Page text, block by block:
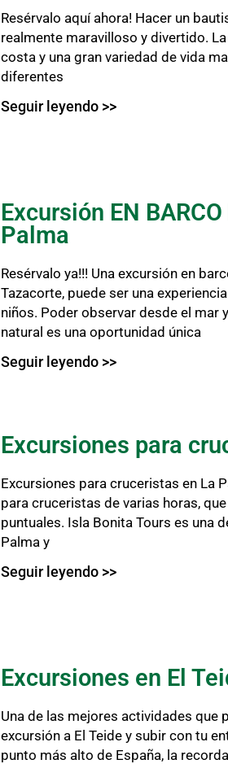
Resérvalo aquí ahora! Hacer un
realmente maravilloso y divertido.
costa y una gran variedad de vida
diferentes
Seguir leyendo >>
Excursión EN
Palma
Resérvalo ya!!! Una excursión en
Tazacorte, puede ser una
niños. Poder observar desde el mar
natural es una oportunidad única
Seguir leyendo >>
Excursiones para
Excursiones para cruceristas en La
para cruceristas de varias horas,
puntuales. Isla Bonita Tours es una
Palma y
Seguir leyendo >>
Excursiones en El
Una de las mejores actividades que
excursión a El Teide y subir con tu
punto más alto de España, la